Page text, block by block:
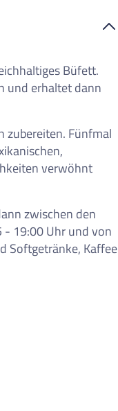
Büfett.
und erhaltet dann
zubereiten. Fünfmal
verwöhnt
zwischen den
19:00 Uhr und von
Softgetränke, Kaffee